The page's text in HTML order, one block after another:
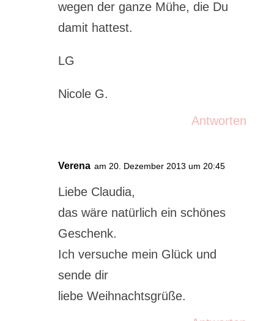
wegen der ganze Mühe, die Du
damit hattest.
LG
Nicole G.
Antworten
Verena am 20. Dezember 2013 um 20:45
Liebe Claudia,
das wäre natürlich ein schönes
Geschenk.
Ich versuche mein Glück und
sende dir
liebe Weihnachtsgrüße.